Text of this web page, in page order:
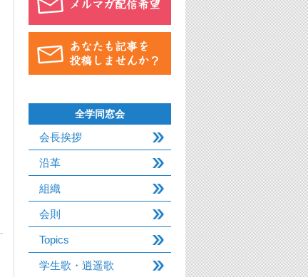
全学同窓会
会長挨拶
沿革
組織
会則
Topics
学生歌・逍遥歌